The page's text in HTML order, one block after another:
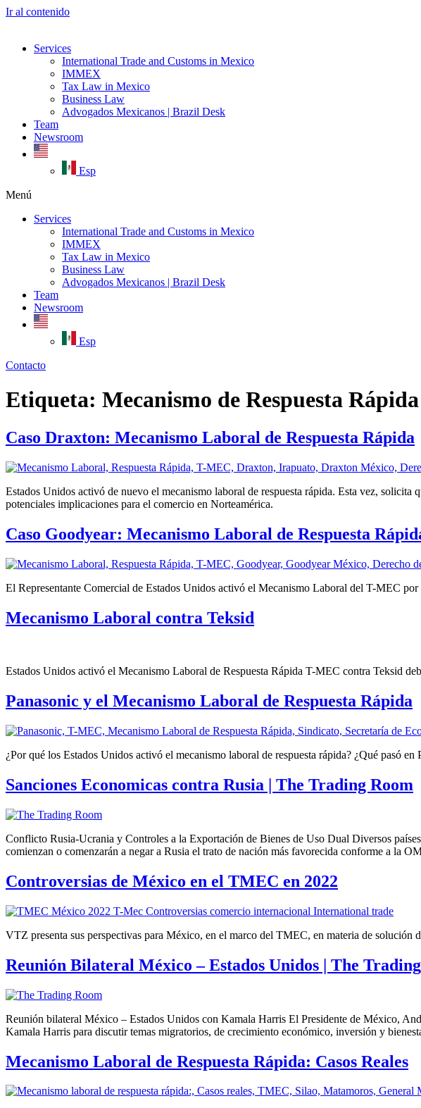
Ir al contenido
Services
International Trade and Customs in Mexico
IMMEX
Tax Law in Mexico
Business Law
Advogados Mexicanos | Brazil Desk
Team
Newsroom
Esp
Menú
Services
International Trade and Customs in Mexico
IMMEX
Tax Law in Mexico
Business Law
Advogados Mexicanos | Brazil Desk
Team
Newsroom
Esp
Contacto
Etiqueta: Mecanismo de Respuesta Rápida
Caso Draxton: Mecanismo Laboral de Respuesta Rápida
Estados Unidos activó de nuevo el mecanismo laboral de respuesta rápida. Esta vez, solicita
potenciales implicaciones para el comercio en Norteamérica.
Caso Goodyear: Mecanismo Laboral de Respuesta
El Representante Comercial de Estados Unidos activó el Mecanismo Laboral del T-MEC
Mecanismo Laboral contra Teksid
Estados Unidos activó el Mecanismo Laboral de Respuesta Rápida T-MEC contra Teksid
Panasonic y el Mecanismo Laboral de Respuesta Rápida
¿Por qué los Estados Unidos activó el mecanismo laboral de respuesta rápida? ¿Qué pasó
Sanciones Economicas contra Rusia | The Trading Room
Conflicto Rusia-Ucrania y Controles a la Exportación de Bienes de Uso Dual Diversos
comienzan o comenzarán a negar a Rusia el trato de nación más favorecida conforme a la
Controversias de México en el TMEC en 2022
VTZ presenta sus perspectivas para México, en el marco del TMEC, en materia de solución
Reunión Bilateral México – Estados Unidos | The
Reunión bilateral México – Estados Unidos con Kamala Harris El Presidente de México,
Kamala Harris para discutir temas migratorios, de crecimiento económico, inversión y
Mecanismo Laboral de Respuesta Rápida: Casos Reales